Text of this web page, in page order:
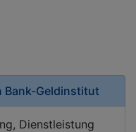
Bank-Geldinstitut
Dienstleistung